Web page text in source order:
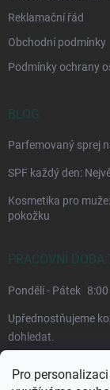
Pro
Reklamační řád
Obchodní podmínky
Podmínky ochrany
BLOG
Parfemovaný sprej
SPF každý den:
Kosmetika pro
pokožku
PRACOVNÍ DOBA
Pondělí - Pátek
Upřednostňujeme
dohledat.